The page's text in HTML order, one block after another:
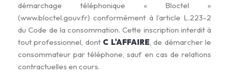
démarchage téléphonique « Bloctel »
(www.bloctel.gouv.fr) conformément à l’article L.223-2
du Code de la consommation. Cette inscription interdit à
tout professionnel, dont C L'AFFAIRE, de démarcher le
consommateur par téléphone, sauf en cas de relations
contractuelles en cours.